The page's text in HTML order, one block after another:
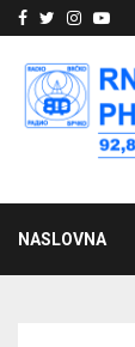
Facebook
Twitter
NASLOVNA